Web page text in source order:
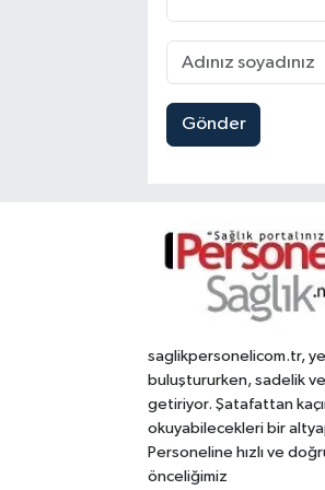
Gönder
saglikpersonelicom.tr,
buluştururken, sadelik
getiriyor. Şatafattan
okuyabilecekleri bir
Personeline hızlı ve
önceliğimiz